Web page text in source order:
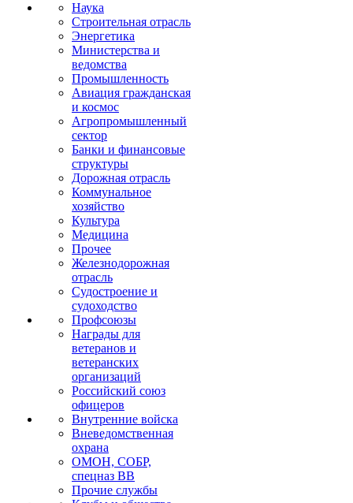
Наука
Строительная отрасль
Энергетика
Министерства и
ведомства
Промышленность
Авиация гражданская
и космос
Агропромышленный
сектор
Банки и финансовые
структуры
Дорожная отрасль
Коммунальное
хозяйство
Культура
Медицина
Прочее
Железнодорожная
отрасль
Судостроение и
судоходство
Профсоюзы
Награды для
ветеранов и
ветеранских
организаций
Российский союз
офицеров
Внутренние войска
Вневедомственная
охрана
ОМОН, СОБР,
спецназ ВВ
Прочие службы